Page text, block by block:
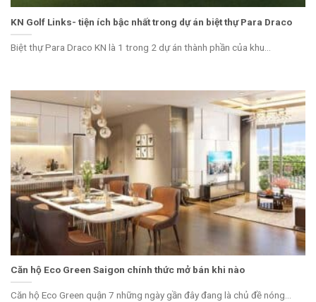
KN Golf Links- tiện ích bậc nhất trong dự án biệt thự Para Draco
Biệt thự Para Draco KN là 1 trong 2 dự án thành phần của khu...
Căn hộ Eco Green Saigon chính thức mở bán khi nào
Căn hộ Eco Green quận 7 những ngày gần đây đang là chủ đề nóng...